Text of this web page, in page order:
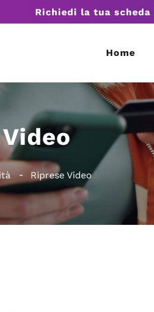
Richiedi la tua
Home
Riprese Video